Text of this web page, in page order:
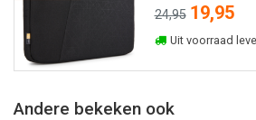
24,95 19,95
Uit voorraad
Andere bekeken ook